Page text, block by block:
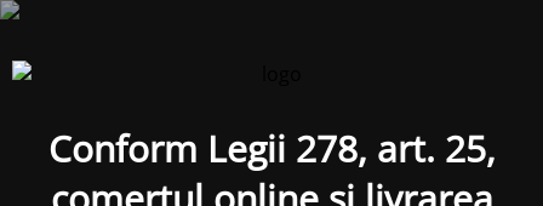
Conform Legii 278, art. 25,